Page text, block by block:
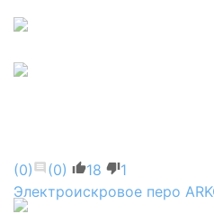
(0) (0) 18
1
Электроискровое перо